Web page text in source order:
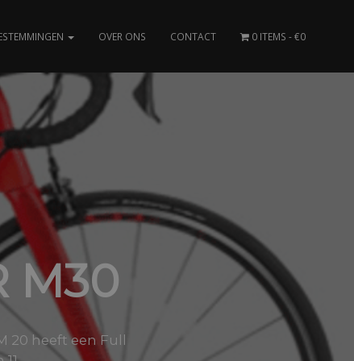
OVER ONS CONTACT 0 ITEMS €0
M30
20 heeft een Full